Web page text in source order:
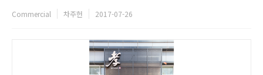
Store Cafe 는 후자에 속하는 곳으로, 층별로 분리된 노후한 상가주택을 신
Commercial 차주헌 2017-07-26